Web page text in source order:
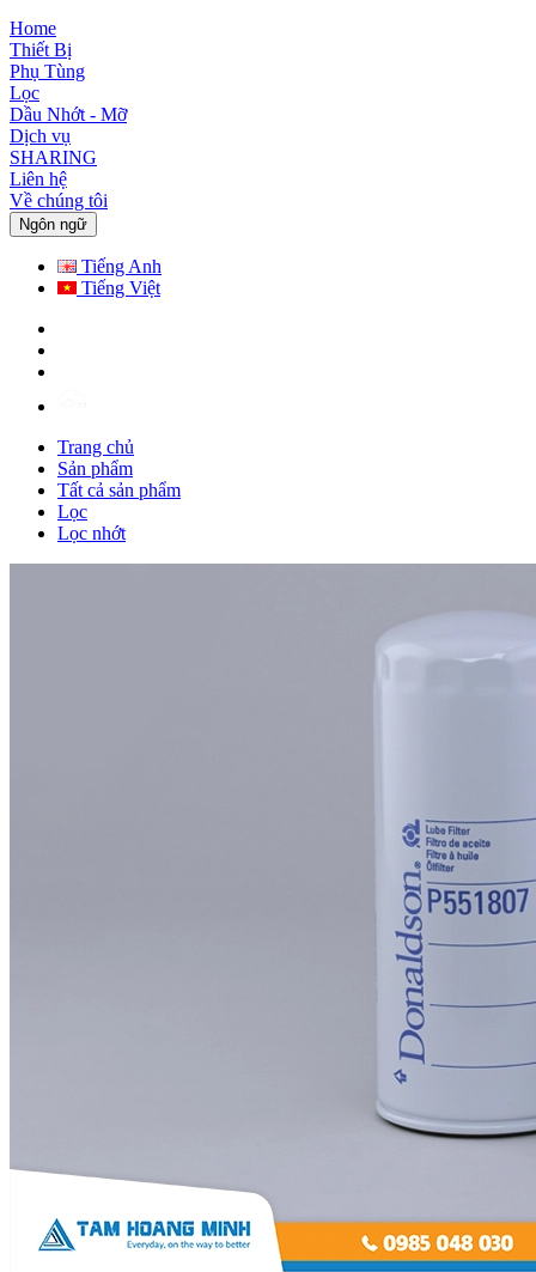
Home
Thiết Bị
Phụ Tùng
Lọc
Dầu Nhớt - Mỡ
Dịch vụ
SHARING
Liên hệ
Về chúng tôi
Ngôn ngữ
Tiếng Anh
Tiếng Việt
Trang chủ
Sản phẩm
Tất cả sản phẩm
Lọc
Lọc nhớt